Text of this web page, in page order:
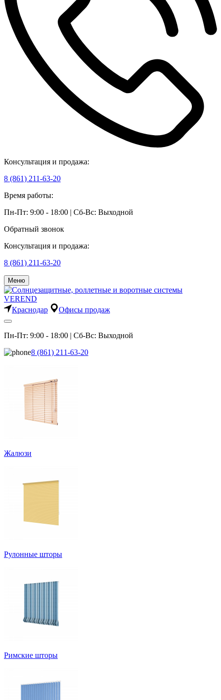
Консультация и продажа:
8 (861) 211-63-20
Время работы:
Пн-Пт: 9:00 - 18:00 | Сб-Вс: Выходной
Обратный звонок
Консультация и продажа:
8 (861) 211-63-20
Меню
Краснодар Офисы продаж
Пн-Пт: 9:00 - 18:00 | Сб-Вс: Выходной
8 (861) 211-63-20
Жалюзи
Рулонные шторы
Римские шторы